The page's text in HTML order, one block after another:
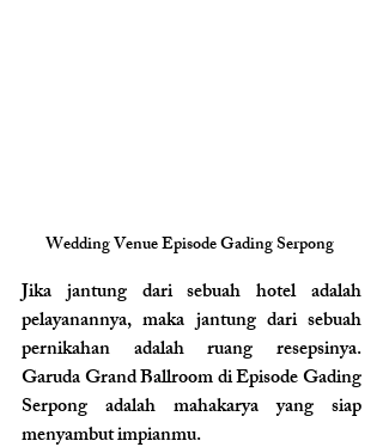
Wedding Venue Episode Gading Serpong
Jika jantung dari sebuah hotel adalah
pelayanannya, maka jantung dari sebuah
pernikahan adalah ruang resepsinya.
Garuda Grand Ballroom di Episode Gading
Serpong adalah mahakarya yang siap
menyambut impianmu.